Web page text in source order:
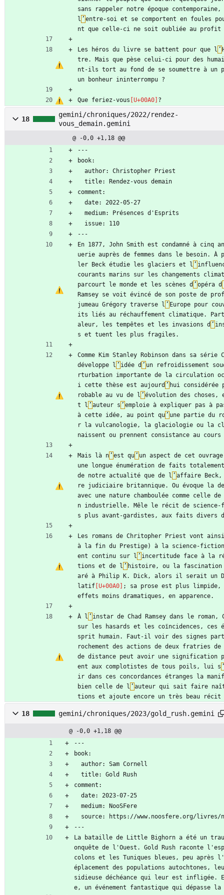
sans rappeler notre époque contemporaine,
l ’ entre-soi et se comportent en foules
nt que celle-ci ne soit oubliée au profit
Les héros du livre se battent pour que l ’
tre. Mais que pèse celui-ci pour des
nt-ils tort au fond de se soumettre à
un bonheur ininterrompu ?
Que feriez-vous ?
18
gemini/chroniques/2022/rendez-
vous_demain.gemini
@ -0,0 +1,18 @@
---
book:
  author: Christopher Priest
  title: Rendez-vous demain
comment:
  date: 2022-05-27
  medium: Présences d'Esprits
  issue: 110
---
En 1877, John Smith est condamné à cinq
uerie auprès de femmes dans le besoin.
ler Beck étudie les glaciers et l ’
courants marins sur les changements
parcourt le monde et les scènes d ’ opéra d
Ramsey se voit évincé de son poste de
jumeau Grégory traverse l ’ Europe pour
its liés au réchauffement climatique.
aleur, les tempêtes et les invasions d ’
s et tuent les plus fragiles.
Comme Kim Stanley Robinson dans sa
développe l ’ idée d ’ un refroidissement
rturbation importante de la circulation
i cette thèse est aujourd ’ hui considérée
robable au vu de l ’ évolution des choses,
t l ’ auteur s ’ emploie à expliquer pas à
à cette idée, au point qu ’ une partie du
r la vulcanologie, la glaciologie ou la
naissent ou prennent consistance au cours
Mais là n ’ est qu ’ un aspect de cet
une longue énumération de faits
de notre actualité que de l ’ affaire Beck,
re judiciaire britannique. Ou évoque la
avec une nature chamboulée comme celle
n industrielle. Mêle le récit de science-
s plus avant-gardistes, aux faits divers
Les romans de Chritopher Priest vont
à la fin du Prestige) à la science-fiction,
ent continu sur l ’ incertitude face à la
tions et de l ’ histoire, ou la fascination
aré à Philip K. Dick, alors il serait un
latif
; sa prose est plus limpide,
effets moins dramatiques, en apparence.
À l ’ instar de Chad Ramsey dans le
sur les hasards et les coïncidences, ces
sprit humain. Faut-il voir des signes
rochement des actions de deux fratries
de distance peut avoir une signification
ent aux complotistes de tous poils, lui s
ir dans ces concordances étranges la
bien celle de l ’ auteur qui sait faire
tions et ajoute encore un très beau récit
18 gemini/chroniques/2023/gold_rush.gemini
@ -0,0 +1,18 @@
---
book:
  author: Sam Cornell
  title: Gold Rush
comment:
  date: 2023-07-25
  medium: NooSFere
source: https://www.noosfere.org/
---
La bataille de Little Bighorn a été un
onquête de l'Ouest. Gold Rush raconte
colons et les Tuniques bleues, peu après
éplacement des populations autochtones,
sidieuse déchéance qui leur est infligée.
e, un événement fantastique qui dépasse la